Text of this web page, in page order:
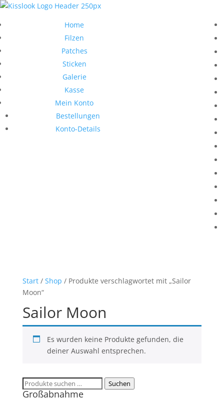
Home
Filzen
Patches
Sticken
Galerie
Kasse
Mein Konto
Bestellungen
Konto-Details
Start/ Shop / Produkte verschlagwortet mit „Sailor
Moon“
Sailor Moon
Es wurden keine Produkte gefunden, die
deiner Auswahl entsprechen.
Suchen
nach:
Suchen
Großabnahme